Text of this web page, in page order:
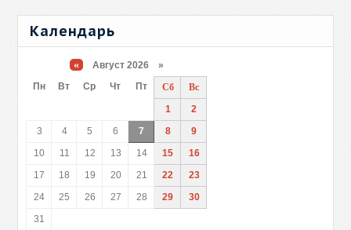
Календарь
« Август 2026 »
Пн
Вт Ср Чт Пт Сб
Вс
1
2
3
4 5 6 7 8
9
10
11 12 13 14 15
16
17
18 19 20 21 22
23
24
25 26 27 28 29
30
31